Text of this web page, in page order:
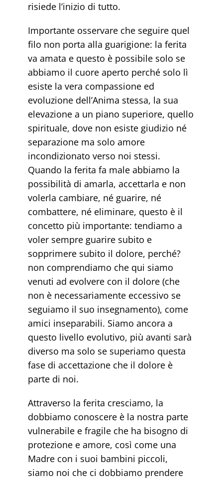
risiede l’inizio di tutto.
Importante osservare che seguire quel
filo non porta alla guarigione: la ferita
va amata e questo è possibile solo se
abbiamo il cuore aperto perché solo lì
esiste la vera compassione ed
evoluzione dell’Anima stessa, la sua
elevazione a un piano superiore, quello
spirituale, dove non esiste giudizio né
separazione ma solo amore
incondizionato verso noi stessi.
Quando la ferita fa male abbiamo la
possibilità di amarla, accettarla e non
volerla cambiare, né guarire, né
combattere, né eliminare, questo è il
concetto più importante: tendiamo a
voler sempre guarire subito e
sopprimere subito il dolore, perché?
non comprendiamo che qui siamo
venuti ad evolvere con il dolore (che
non è necessariamente eccessivo se
seguiamo il suo insegnamento), come
amici inseparabili. Siamo ancora a
questo livello evolutivo, più avanti sarà
diverso ma solo se superiamo questa
fase di accettazione che il dolore è
parte di noi.
Attraverso la ferita cresciamo, la
dobbiamo conoscere è la nostra parte
vulnerabile e fragile che ha bisogno di
protezione e amore, così come una
Madre con i suoi bambini piccoli,
siamo noi che ci dobbiamo prendere